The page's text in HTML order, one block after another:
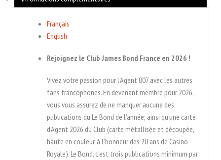
Français
English
Rejoignez le Club James Bond France en 2026 !
Vivez votre passion pour l’Agent 007 avec les autres
fans francophones. En devenant membre pour 2026,
vous vous assurez de ne manquer aucune des
publications du Le Bond de l’année; ainsi qu’une carte
d’Agent 2026 du Club (carte métallisée et découpée,
haute en couleur, à l’honneur des 20 ans de Casino
Royale). Le Bond, c’est trois publications minimum par